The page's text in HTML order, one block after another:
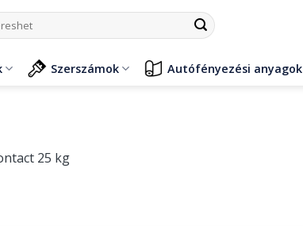
Szerszámok Autófényezési anyagok
25 kg